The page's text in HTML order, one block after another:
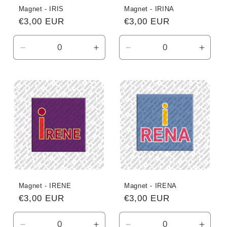
Magnet - IRIS
Normaler
Preis
€3,00 EUR
Verringere
die
für
Default
Title
Erhöhe
die
für
Default
Title
Magnet - IRINA
Normaler
Preis
€3,00 EUR
Verringere
die
für
Default
Title
die
für
Title
Magnet - IRENE
Normaler
Preis
€3,00 EUR
Magnet - IRENA
Normaler
Preis
€3,00 EUR